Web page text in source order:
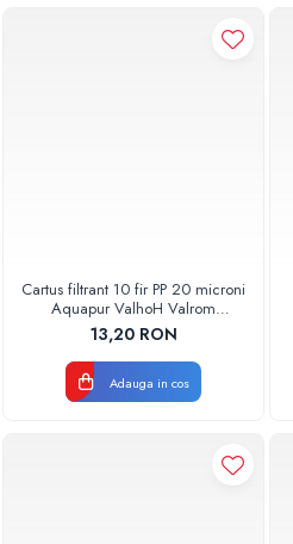
Cartus filtrant 10 fir PP 20 microni
Aquapur ValhoH Valrom
AQUA07000210020
13,20 RON
Adauga in cos